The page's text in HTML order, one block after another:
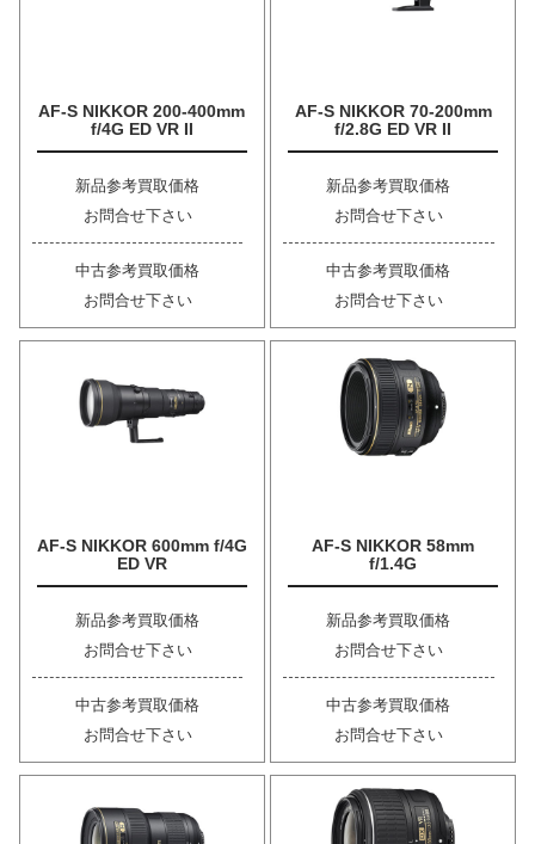
AF-S NIKKOR 200-400mm
f/4G ED VR II
新品参考買取価格
お問合せ下さい
中古参考買取価格
お問合せ下さい
AF-S NIKKOR 70-200mm
f/2.8G ED VR II
新品参考買取価格
お問合せ下さい
中古参考買取価格
お問合せ下さい
AF-S NIKKOR 600mm f/4G
ED VR
新品参考買取価格
お問合せ下さい
中古参考買取価格
お問合せ下さい
AF-S NIKKOR 58mm
f/1.4G
新品参考買取価格
お問合せ下さい
中古参考買取価格
お問合せ下さい